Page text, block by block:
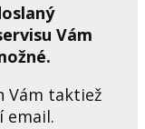
Vám
Vám taktiež
email.